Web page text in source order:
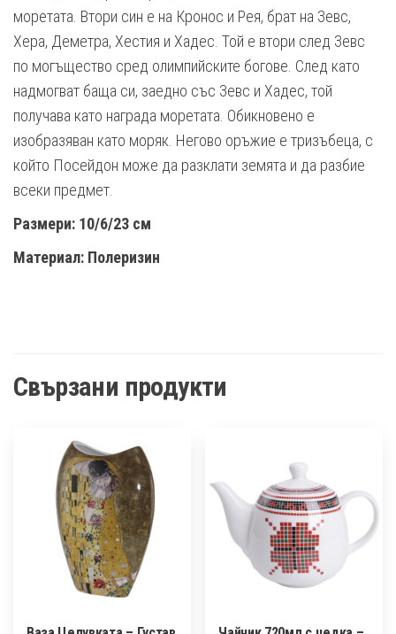
моретата. Втори син е на Кронос и Рея, брат на Зевс,
Хера, Деметра, Хестия и Хадес. Той е втори след Зевс
по могъщество сред олимпийските богове. След като
надмогват баща си, заедно със Зевс и Хадес, той
получава като награда моретата. Обикновено е
изобразяван като моряк. Негово оръжие е тризъбеца, с
който Посейдон може да разклати земята и да разбие
всеки предмет.
Размери: 10/6/23 см
Материал: Полеризин
Свързани продукти